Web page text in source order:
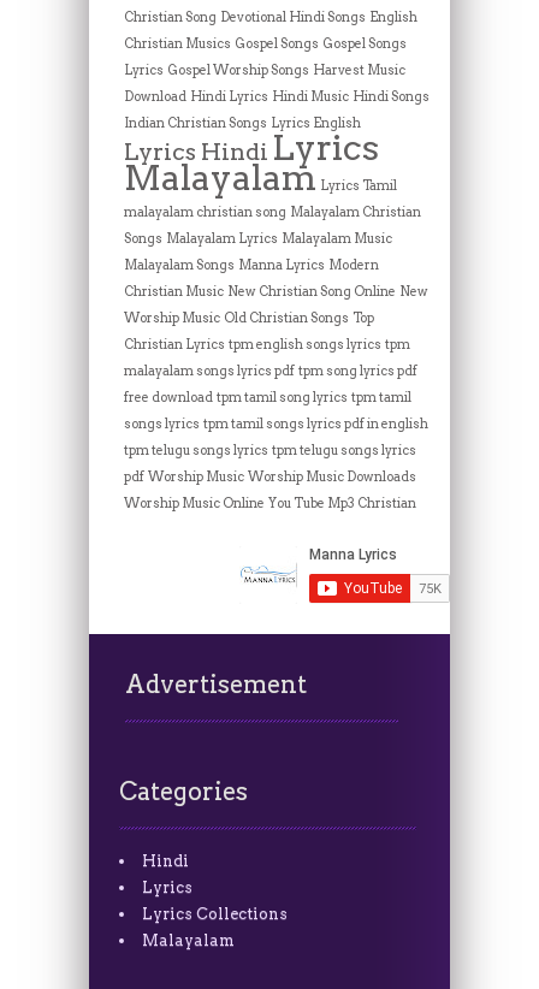
Christian Song Devotional Hindi Songs English
Christian Musics Gospel Songs Gospel Songs
Lyrics Gospel Worship Songs Harvest Music
Download Hindi Lyrics Hindi Music Hindi Songs
Indian Christian Songs Lyrics English
Lyrics Hindi Lyrics
Malayalam Lyrics Tamil
malayalam christian song Malayalam Christian
Songs Malayalam Lyrics Malayalam Music
Malayalam Songs Manna Lyrics Modern
Christian Music New Christian Song Online New
Worship Music Old Christian Songs Top
Christian Lyrics tpm english songs lyrics tpm
malayalam songs lyrics pdf tpm song lyrics pdf
free download tpm tamil song lyrics tpm tamil
songs lyrics tpm tamil songs lyrics pdf in english
tpm telugu songs lyrics tpm telugu songs lyrics
pdf Worship Music Worship Music Downloads
Worship Music Online You Tube Mp3 Christian
Advertisement
Categories
Hindi
Lyrics
Lyrics Collections
Malayalam